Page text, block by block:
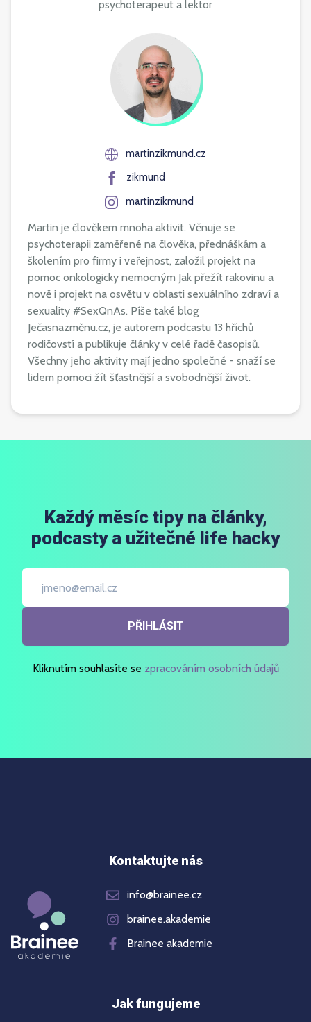
psychoterapeut a lektor
martinzikmund.cz
zikmund
martinzikmund
Martin je člověkem mnoha aktivit. Věnuje se
psychoterapii zaměřené na člověka, přednáškám a
školením pro firmy i veřejnost, založil projekt na
pomoc onkologicky nemocným Jak přežít rakovinu a
nově i projekt na osvětu v oblasti sexuálního zdraví a
sexuality #SexQnAs. Píše také blog
Ječasnazměnu.cz, je autorem podcastu 13 hříchů
rodičovstí a publikuje články v celé řadě časopisů.
Všechny jeho aktivity mají jedno společné - snaží se
lidem pomoci žít šťastnější a svobodnější život.
Každý měsíc tipy na články,
podcasty a užitečné life hacky
PŘIHLÁSIT
Kliknutím souhlasíte se zpracováním osobních údajů
Kontaktujte nás
info@brainee.cz
brainee.akademie
Brainee akademie
Jak fungujeme